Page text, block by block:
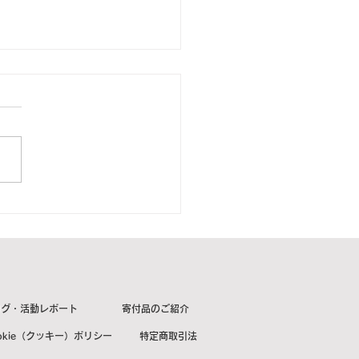
り2箱をご寄付頂きまし
・活動レポート 寄付品のご紹介
（クッキー）ポリシー 特定商取引法